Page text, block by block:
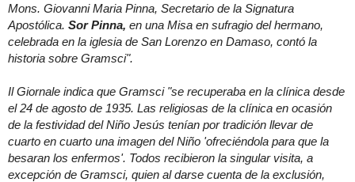
Mons. Giovanni Maria Pinna, Secretario de la Signatura
Apostólica. Sor Pinna, en una Misa en sufragio del hermano,
celebrada en la iglesia de San Lorenzo en Damaso, contó la
historia sobre Gramsci".
Il Giornale indica que Gramsci "se recuperaba en la clínica desde
el 24 de agosto de 1935. Las religiosas de la clínica en ocasión
de la festividad del Niño Jesús tenían por tradición llevar de
cuarto en cuarto una imagen del Niño 'ofreciéndola para que la
besaran los enfermos'. Todos recibieron la singular visita, a
excepción de Gramsci, quien al darse cuenta de la exclusión,